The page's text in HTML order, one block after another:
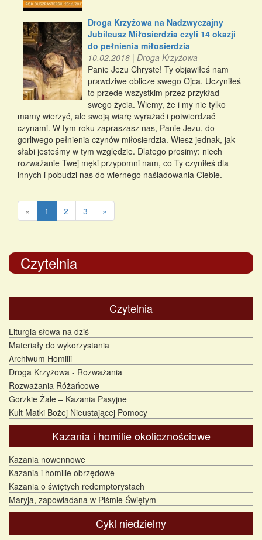
Droga Krzyżowa na Nadzwyczajny
Jubileusz Miłosierdzia czyli 14 okazji
do pełnienia miłosierdzia
10.02.2016 | Droga Krzyżowa
Panie Jezu Chryste! Ty objawiłeś nam
prawdziwe oblicze swego Ojca. Uczyniłeś
to przede wszystkim przez przykład
swego życia. Wiemy, że i my nie tylko
mamy wierzyć, ale swoją wiarę wyrażać i potwierdzać
czynami. W tym roku zapraszasz nas, Panie Jezu, do
gorliwego pełnienia czynów miłosierdzia. Wiesz jednak, jak
słabi jesteśmy w tym względzie. Dlatego prosimy: niech
rozważanie Twej męki przypomni nam, co Ty czyniłeś dla
innych i pobudzi nas do wiernego naśladowania Ciebie.
« 1 2 3 »
Czytelnia
Czytelnia
Liturgia słowa na dziś
Materiały do wykorzystania
Archiwum Homilii
Droga Krzyżowa - Rozważania
Rozważania Różańcowe
Gorzkie Żale – Kazania Pasyjne
Kult Matki Bożej Nieustającej Pomocy
Kazania i homilie okolicznościowe
Kazania nowennowe
Kazania i homilie obrzędowe
Kazania o świętych redemptorystach
Maryja, zapowiadana w Piśmie Świętym
Cykl niedzielny